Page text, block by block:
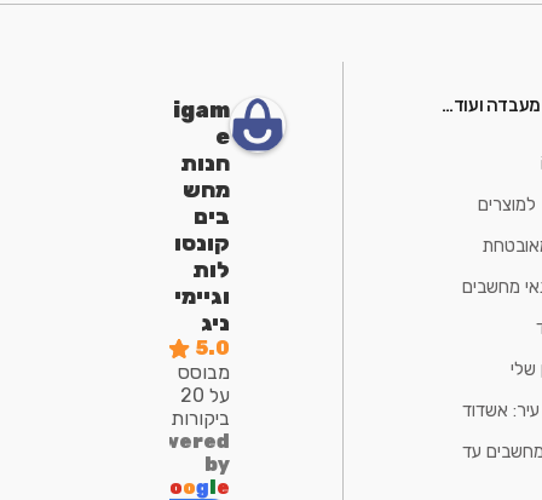
מעבדה ועוד…
למוצרים
מחשבים
שלי
אשדוד
עד
igam
e
חנות
מחש
בים
קונסו
לות
וגיימי
ניג
5.0
מבוסס
על 20
ביקורות
powered
by
oogle